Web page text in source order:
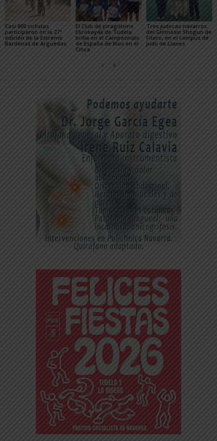
Casi 800 ciclistas
participaron en la 27ª
edición de la Extreme
Bardenas de Arguedas
El Club de piragüismo
Ebrokayak de Tudela
brilla en el Campeonato
de España de Ríos en el
Cinca
Tres judocas navarros
del Gimnasio Shogun de
Fitero, en el campus de
judo de Llanes